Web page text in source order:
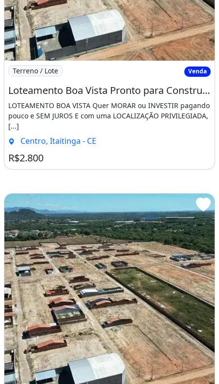
Imagem: Loteamento Boa Vista Pronto para Construir
Terreno / Lote Venda
Loteamento Boa Vista Pronto para Construir Saia do Aluguel Agora!!!!. De Antemão
LOTEAMENTO BOA VISTA Quer MORAR ou INVESTIR pagando
pouco e SEM JUROS E com uma LOCALIZAÇÃO PRIVILEGIADA,
[...]
Centro, Itaitinga - CE
R$2.800